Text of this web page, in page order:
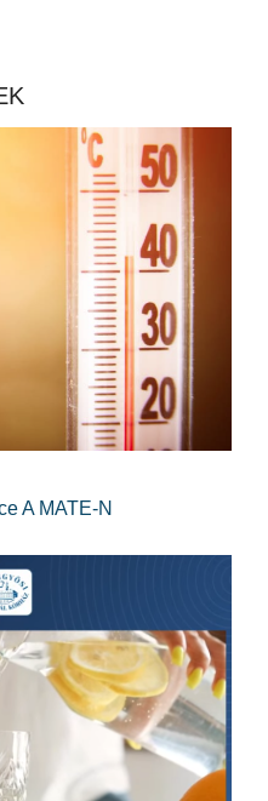
A MATE-N